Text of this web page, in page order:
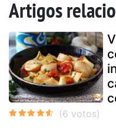
Artigos